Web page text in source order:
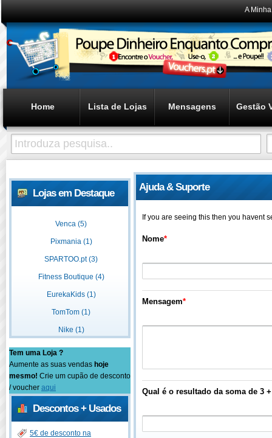
A
Home Lista de Lojas Mensagens Gestão
Lojas em Destaque
Venca (5)
Pixmania (1)
SPARTOO.pt (3)
Fitness Boutique (4)
EurekaKids (1)
TomTom (1)
Nike (1)
Tem uma Loja ?
Aumente as suas vendas hoje
mesmo! Crie um cupão de desconto
/ voucher aqui
Descontos + Usados
5€ de desconto na
Ajuda & Suporte
If you are seeing this then you havent
Nome*
Mensagem*
Qual é o resultado da soma de 3